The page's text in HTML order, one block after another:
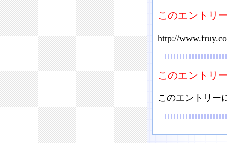
このエントリ
http://
このエントリ
このエントリー